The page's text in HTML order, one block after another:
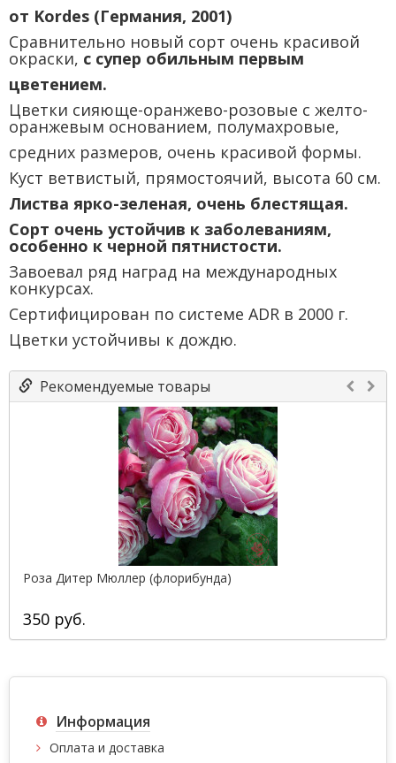
от Kordes (Германия, 2001)
Сравнительно новый сорт очень красивой
окраски, с супер обильным первым
цветением.
Цветки сияюще-оранжево-розовые с желто-
оранжевым основанием, полумахровые,
средних размеров, очень красивой формы.
Куст ветвистый, прямостоячий, высота 60 см.
Листва ярко-зеленая, очень блестящая.
Сорт очень устойчив к заболеваниям,
особенно к черной пятнистости.
Завоевал ряд наград на международных
конкурсах.
Сертифицирован по системе ADR в 2000 г.
Цветки устойчивы к дождю.
Рекомендуемые товары
Роза Дитер Мюллер (флорибунда)
350 руб.
Информация
Оплата и доставка